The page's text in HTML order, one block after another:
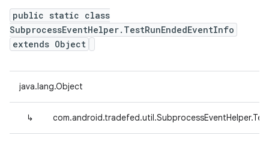
public static class
SubprocessEventHelper.TestRunEndedEventInfo
extends Object
java.lang.Object
↳